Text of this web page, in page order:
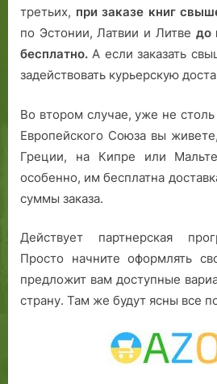
третьих, при заказе книг
по Эстонии, Латвии и Литве до
бесплатно. А если заказать
задействовать курьерскую
Во втором случае, уже не
Европейского Союза вы
Греции, на Кипре или
особенно, им бесплатна
суммы заказа.
Действует партнерская
Просто начните оформлять
предложит вам доступные
страну. Там же будут ясны все